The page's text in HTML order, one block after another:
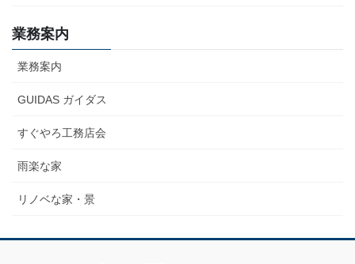
業務案内
業務案内
GUIDAS ガイダス
すぐやろ工務店会
雨楽な家
リノベな家・景